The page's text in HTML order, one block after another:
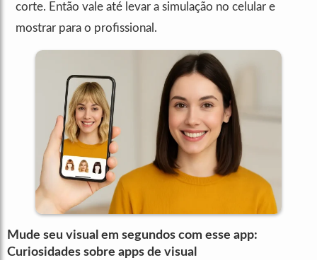
corte. Então vale até levar a simulação no celular e
mostrar para o profissional.
Mude seu visual em segundos com esse app:
Curiosidades sobre apps de visual